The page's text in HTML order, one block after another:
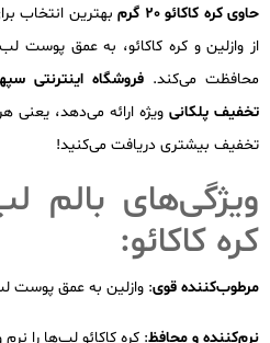
حاوی کره کاکائو 20 گرم
بهترین انتخاب
از وازلین و کره کاکائو، به عمق پوست
محافظت می‌کند. فروشگاه اینترنتی
تخفیف پلکانی ویژه ارائه می‌دهد،
تخفیف بیشتری دریافت می‌کنید!
ویژگی‌های بالم
کره کاکائو:
مرطوب‌کننده قوی: وازلین به عمق پوست
نرم‌کننده و محافظ: کره کاکائو لب‌ها را